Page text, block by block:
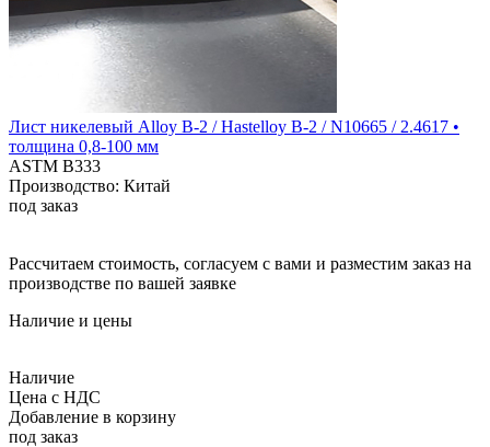
Лист никелевый Alloy B-2 / Hastelloy B-2 / N10665 / 2.4617 •
толщина 0,8-100 мм
ASTM B333
Производство: Китай
под заказ
Рассчитаем стоимость, согласуем с вами и разместим заказ на
производстве по вашей заявке
Наличие и цены
Наличие
Цена с НДС
Добавление в корзину
под заказ